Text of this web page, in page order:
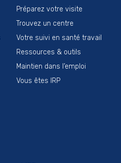
Préparez votre visite
Trouvez un centre
Votre suivi en santé travail
Ressources & outils
Maintien dans l’emploi
Vous êtes IRP